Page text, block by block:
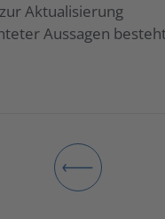
Aktualisierung
Aussagen